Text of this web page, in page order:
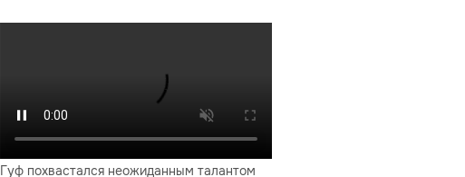
Гуф похвастался неожиданным талантом